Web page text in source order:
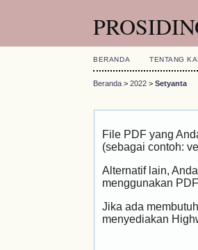
BERANDA TENTANG
Beranda >2022 >Setyanta
File PDF yang
(sebagai contoh:
Alternatif lain,
menggunakan
Jika ada
menyediakan